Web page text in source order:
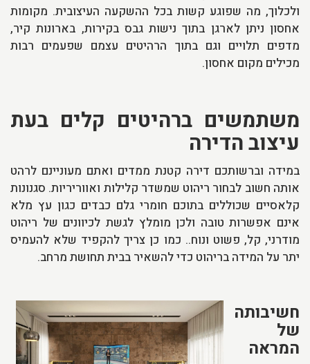
ולכלוך, מה שפוגע קשות בכל ההשקעה העיצובית. מקומות
אחסון ניתן לארגן בתוך נישות גבס בקירות, בארונות קיר,
מדפים תלויים וגם בתוך הרהיטים עצמם שפעמים רבות
מכילים מקום אחסון.
משתמשים ברהיטים קלים בעת
עיצוב הדירה
במידה וברשותכם דירה קטנת ממדים ואתם מעוניינם לרהט
אותה חשוב לבחור ריהוט שמשדר קלילות ואווריריות. סגנונות
קלאסיים שכוללים בתוכם חומרי גלם כבדים כגון עץ מלא
אינם אפשרות טובה ולכן מומלץ לגשת לכיוונים של ריהוט
מודרני, קל, פשוט ונוח.. כמו כן צריך להקפיד שלא להעמיס
יתר על המידה בריהוט כדי להשאיר בבית תחושת מרחב.
חשיבותה
של
המראה